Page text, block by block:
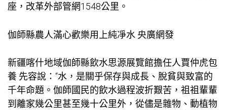
座，改革外部管網1548公里。
伽師縣農人滿心歡樂用上純凈水 央廣網發
新疆喀什地域伽師縣飲水思源展覽館擔任人賈仲虎包
養 先容說：“水，是關乎保存與成長、脫貧與致富的
千年命題。伽師國民的飲水過程波折艱苦，祖祖輩輩
到離家幾公里甚至幾十公里外，從儘是雜物、動植物